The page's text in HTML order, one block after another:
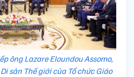
ông Lazare Eloundou Assomo,
sản Thế giới của Tổ chức Giáo